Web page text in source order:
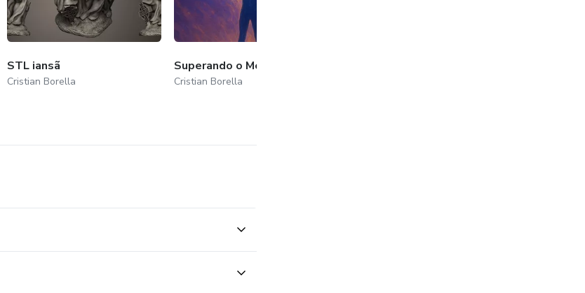
STL iansã
Cristian Borella
Superando o Medo
Cristian Borella